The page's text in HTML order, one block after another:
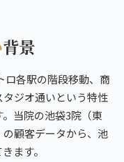
背景
ロ各駅の階段移動、商
ジオ通いという特性
当院の池袋3院（東
顧客データから、池
ます。